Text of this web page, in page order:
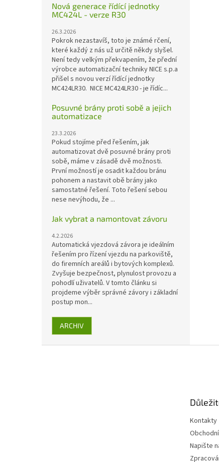
Nová generace řídící jednotky
MC424L - verze R30
26.3.2026
Pokrok nezastavíš, toto je známé rčení,
které každý z nás už určitě někdy slyšel.
Není tedy velkým překvapením, že přední
výrobce automatizační techniky NICE s.p.a
přišel s novou verzí řídící jednotky
MC424LR30. NICE MC424LR30 - je řídíc...
Posuvné brány proti sobě a jejich
automatizace
23.3.2026
Pokud stojíme před řešením, jak
automatizovat dvě posuvné brány proti
sobě, máme v zásadě dvě možnosti.
První možností je osadit každou bránu
pohonem a nastavit obě brány jako
samostatné řešení. Toto řešení sebou
nese nevýhodu, že ...
Jak vybrat a namontovat závoru
4.2.2026
Automatická vjezdová závora je ideálním
řešením pro řízení vjezdu na parkoviště,
do firemních areálů i bytových komplexů.
Zvyšuje bezpečnost, plynulost provozu a
pohodlí uživatelů. V tomto článku si
projdeme výběr správné závory i základní
postup mon...
ARCHIV
Kontakty
Napište